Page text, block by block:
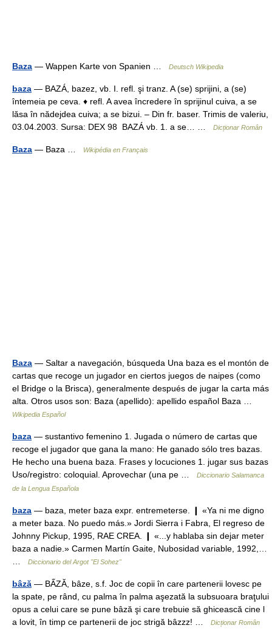
Baza — Wappen Karte von Spanien … Deutsch Wikipedia
baza — BAZÁ, bazez, vb. I. refl. şi tranz. A (se) sprijini, a (se)
întemeia pe ceva. ♦ refl. A avea încredere în sprijinul cuiva, a se
lăsa în nădejdea cuiva; a se bizui. – Din fr. baser. Trimis de valeriu,
03.04.2003. Sursa: DEX 98 BAZÁ vb. 1. a se… …
Dicționar Român
Baza — Baza … Wikipédia en Français
Baza — Saltar a navegación, búsqueda Una baza es el montón de
cartas que recoge un jugador en ciertos juegos de naipes (como
el Bridge o la Brisca), generalmente después de jugar la carta más
alta. Otros usos son: Baza (apellido): apellido español Baza …
Wikipedia Español
baza — sustantivo femenino 1. Jugada o número de cartas que
recoge el jugador que gana la mano: He ganado sólo tres bazas.
He hecho una buena baza. Frases y locuciones 1. jugar sus bazas
Uso/registro: coloquial. Aprovechar (una pe …
Diccionario Salamanca
de la Lengua Española
baza — baza, meter baza expr. entremeterse. ❙ «Ya ni me digno
a meter baza. No puedo más.» Jordi Sierra i Fabra, El regreso de
Johnny Pickup, 1995, RAE CREA. ❙ «...y hablaba sin dejar meter
baza a nadie.» Carmen Martín Gaite, Nubosidad variable, 1992,…
Diccionario del Argot "El Sohez"
bâză — BẤZĂ, bâze, s.f. Joc de copii în care partenerii lovesc pe
la spate, pe rând, cu palma în palma aşezată la subsuoara braţului
opus a celui care se pune bâză şi care trebuie să ghicească cine l
a lovit, în timp ce partenerii de joc strigă bâzzz! …
Dicționar Român